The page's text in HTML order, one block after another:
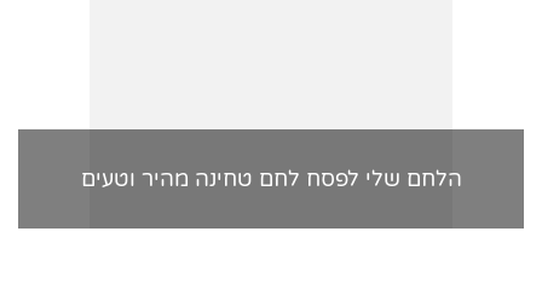
הלחם שלי לפסח לחם טחינה מהיר וטעים